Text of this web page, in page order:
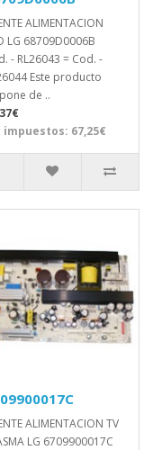
ALIMENTACION
LG 68709D0006B
- RL26043 = Cod. -
Este producto
de ..
impuestos: 67,25€
ALIMENTACION TV
LG 6709900017C